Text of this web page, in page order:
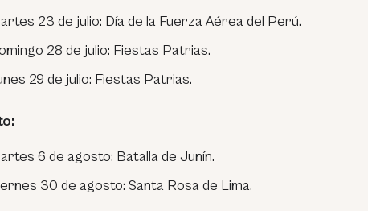
23 de julio: Día de la Fuerza Aérea del Perú.
28 de julio: Fiestas Patrias.
29 de julio: Fiestas Patrias.
6 de agosto: Batalla de Junín.
30 de agosto: Santa Rosa de Lima.